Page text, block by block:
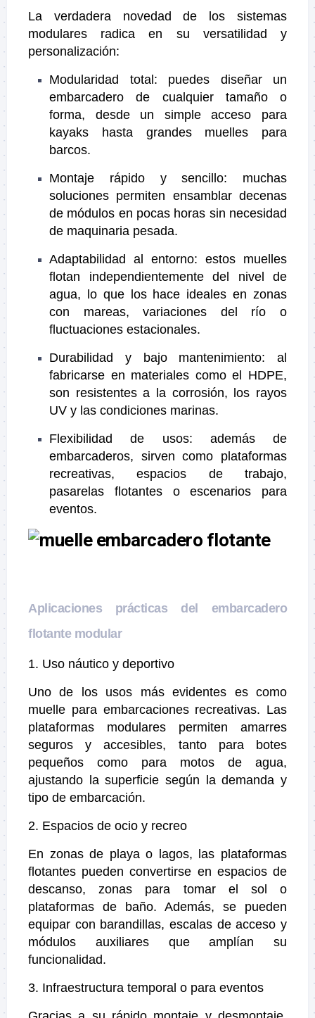
La verdadera novedad de los sistemas
modulares radica en su versatilidad y
personalización:
Modularidad total: puedes diseñar un
embarcadero de cualquier tamaño o
forma, desde un simple acceso para
kayaks hasta grandes muelles para
barcos.
Montaje rápido y sencillo: muchas
soluciones permiten ensamblar decenas
de módulos en pocas horas sin necesidad
de maquinaria pesada.
Adaptabilidad al entorno: estos muelles
flotan independientemente del nivel de
agua, lo que los hace ideales en zonas
con mareas, variaciones del río o
fluctuaciones estacionales.
Durabilidad y bajo mantenimiento: al
fabricarse en materiales como el HDPE,
son resistentes a la corrosión, los rayos
UV y las condiciones marinas.
Flexibilidad de usos: además de
embarcaderos, sirven como plataformas
recreativas, espacios de trabajo,
pasarelas flotantes o escenarios para
eventos.
Aplicaciones prácticas del embarcadero
flotante modular
1. Uso náutico y deportivo
Uno de los usos más evidentes es como
muelle para embarcaciones recreativas. Las
plataformas modulares permiten amarres
seguros y accesibles, tanto para botes
pequeños como para motos de agua,
ajustando la superficie según la demanda y
tipo de embarcación.
2. Espacios de ocio y recreo
En zonas de playa o lagos, las plataformas
flotantes pueden convertirse en espacios de
descanso, zonas para tomar el sol o
plataformas de baño. Además, se pueden
equipar con barandillas, escalas de acceso y
módulos auxiliares que amplían su
funcionalidad.
3. Infraestructura temporal o para eventos